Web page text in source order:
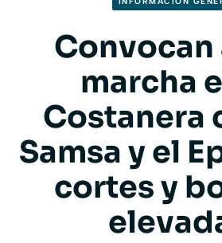
Convocan
marcha
Costanera
Samsa y el
cortes y